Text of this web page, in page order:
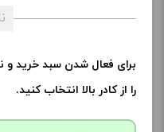
برای فعال شدن سبد خرید
را از کادر بالا انتخاب کنید.